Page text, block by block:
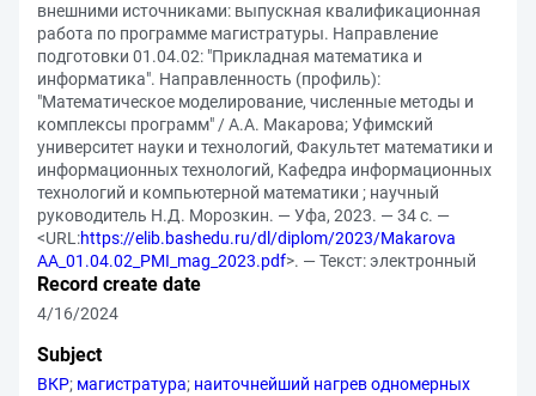
внешними источниками: выпускная квалификационная
работа по программе магистратуры. Направление
подготовки 01.04.02: "Прикладная математика и
информатика". Направленность (профиль):
"Математическое моделирование, численные методы и
комплексы программ" / А.А. Макарова; Уфимский
университет науки и технологий, Факультет математики и
информационных технологий, Кафедра информационных
технологий и компьютерной математики ; научный
руководитель Н.Д. Морозкин. — Уфа, 2023. — 34 с. —
<URL:https://elib.bashedu.ru/dl/diplom/2023/Makarova
AA_01.04.02_PMI_mag_2023.pdf>. — Текст: электронный
Record create date
4/16/2024
Subject
ВКР; магистратура; наиточнейший нагрев одномерных